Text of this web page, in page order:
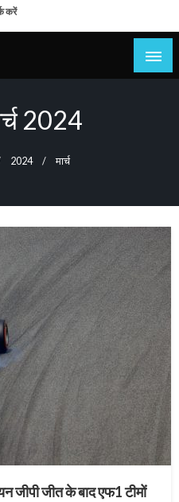
करें
2024
2024 मार्च
जीपी जीत के बाद एफ1 टीमों